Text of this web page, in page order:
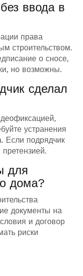
ввода в
права
строительством.
о сносе,
но возможны.
сделал
устранения
Если подрядчик
для
дома?
документы на
и договор
риски